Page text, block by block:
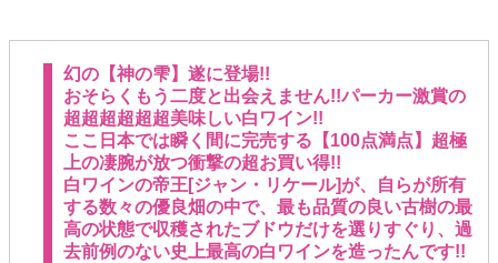
幻の【神の雫】遂に登場!!
おそらくもう二度と出会えません!!パーカー激賞の
超超超超超超美味しい白ワイン!!
ここ日本では瞬く間に完売する【100点満点】超極
上の凄腕が放つ衝撃の超お買い得!!
白ワインの帝王[ジャン・リケール]が、自らが所有
する数々の優良畑の中で、最も品質の良い古樹の最
高の状態で収穫されたブドウだけを選りすぐり、過
去前例のない史上最高の白ワインを造ったんです!!